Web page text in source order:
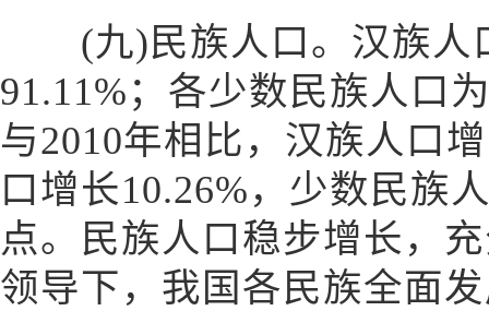
(九)民族人口。汉族人
91.11%；各少数民族人口
与2010年相比，汉族人口
口增长10.26%，少数民族
点。民族人口稳步增长，
领导下，我国各民族全面